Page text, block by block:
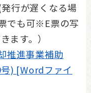
行が遅くなる場
でも可※E票の写
ます。）
推進事業補助
) [Wordファイ